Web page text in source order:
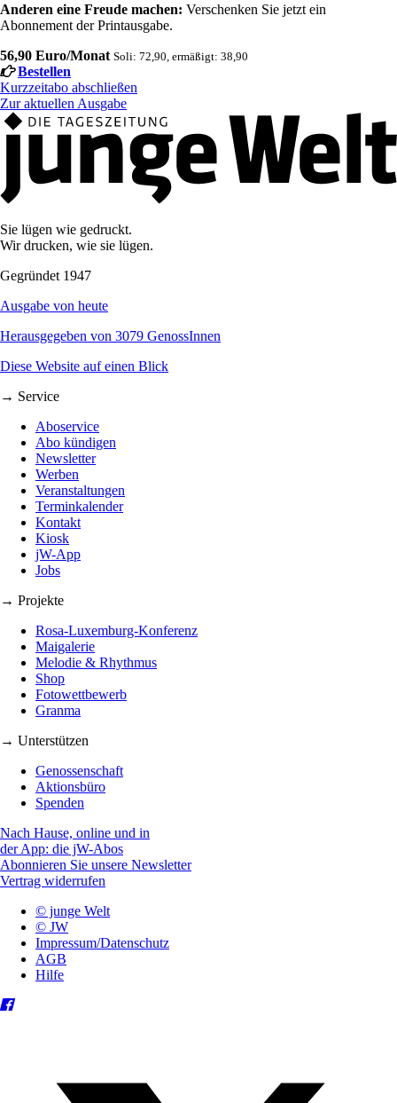
Anderen eine Freude machen: Verschenken Sie jetzt ein
Abonnement der Printausgabe.
56,90 Euro/Monat Soli: 72,90, ermäßigt: 38,90
Bestellen
Kurzzeitabo abschließen
Zur aktuellen Ausgabe
Sie lügen wie gedruckt.
Wir drucken, wie sie lügen.
Gegründet 1947
Ausgabe von heute
Herausgegeben von 3079 GenossInnen
Diese Website auf einen Blick
→ Service
Aboservice
Abo kündigen
Newsletter
Werben
Veranstaltungen
Terminkalender
Kontakt
Kiosk
jW-App
Jobs
→ Projekte
Rosa-Luxemburg-Konferenz
Maigalerie
Melodie & Rhythmus
Shop
Fotowettbewerb
Granma
→ Unterstützen
Genossenschaft
Aktionsbüro
Spenden
Nach Hause, online und in
der App: die jW-Abos
Abonnieren Sie unsere Newsletter
Vertrag widerrufen
© junge Welt
© JW
Impressum/Datenschutz
AGB
Hilfe